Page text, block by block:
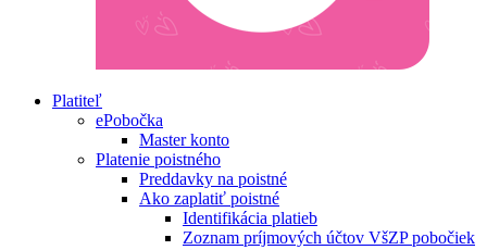
Platiteľ
ePobočka
Master konto
Platenie poistného
Preddavky na poistné
Ako zaplatiť poistné
Identifikácia platieb
Zoznam príjmových účtov VšZP pobočiek